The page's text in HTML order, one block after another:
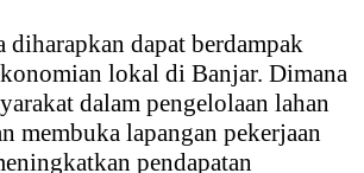
dapat berdampak
lokal di Banjar. Dimana
dalam pengelolaan lahan
membuka lapangan pekerjaan
pendapatan